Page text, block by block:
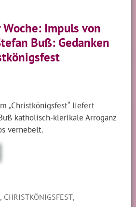
Impuls von
Buß: Gedanken
„Christkönigsfest“ liefert
katholisch-klerikale Arroganz
vernebelt.
, CHRISTKÖNIGSFEST,